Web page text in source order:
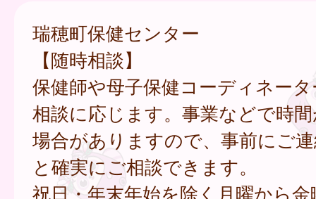
瑞穂町保健センター
【随時相談】
保健師や母子保健コーディネー
相談に応じます。事業などで時
場合がありますので、事前にご
と確実にご相談できます。
祝日・年末年始を除く月曜から